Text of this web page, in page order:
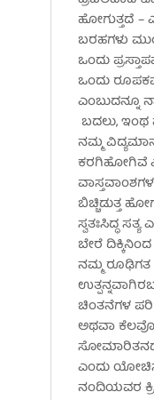
ಹೋಗುತ್ತದೆ
ಬರಹಗಳು
ಒಂದು
ಒಂದು
ಎಂಬುದನ್ನೂ
ಬದಲು, ಇಂಥ
ನಮ್ಮ
ಕರಗಿಹೋಗಿವೆ
ಬಿಚ್ಚಿಡುತ್ತ
ಸ್ವತಃಸಿದ್ಧ
ಬೇರೆ
ನಮ್ಮ
ಚಿಂತನೆಗಳ
ಅಥವಾ
ಸೋಮಾರಿತನದ
ಎಂದು
ನಂದಿಯವರ